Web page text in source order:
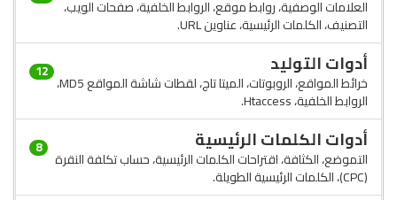
العلامات الوصفية، روابط موقع، الروابط الخلفية، صفحات الويب،
التصنيف، الكلمات الرئيسية، عناوين URL.
أدوات التوليد
خرائط المواقع، الروبوتات، الميتا تاج، لقطات شاشة المواقع MD5،
الروابط الخلفية، Htaccess.
12
أدوات الكلمات الرئيسية
التموضع، الكثافة، اقتراحات الكلمات الرئيسية، حساب تكلفة النقرة
(CPC)، الكلمات الرئيسية الطويلة.
8